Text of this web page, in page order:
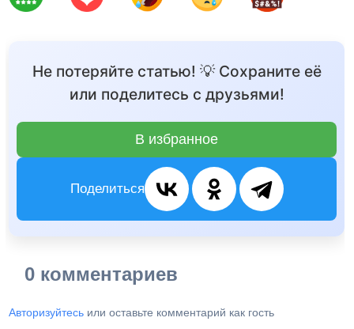
Не потеряйте статью! 💡 Сохраните её
или поделитесь с друзьями!
В избранное
Поделиться
0 комментариев
Авторизуйтесь или оставьте комментарий как гость